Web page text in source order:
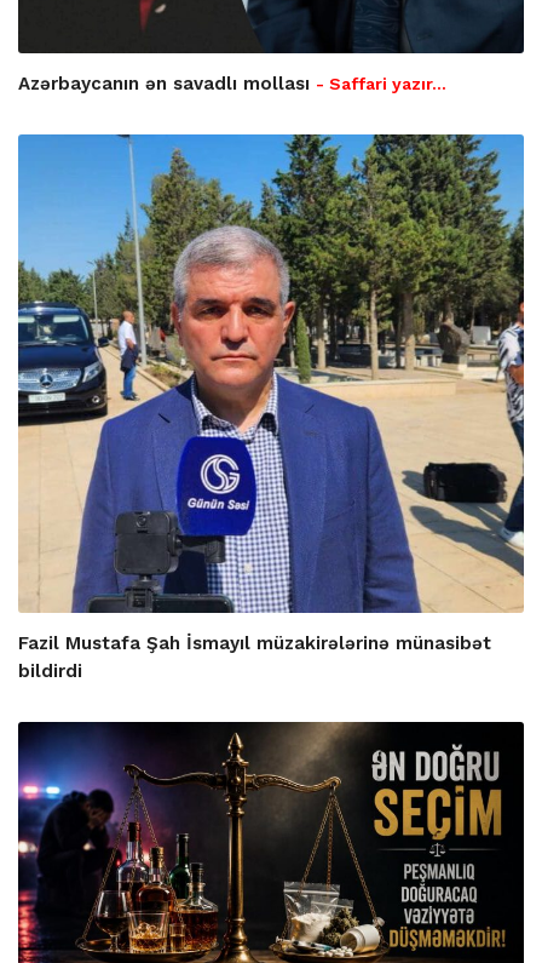
Azərbaycanın ən savadlı mollası - Saffari yazır…
Fazil Mustafa Şah İsmayıl müzakirələrinə münasibət
bildirdi